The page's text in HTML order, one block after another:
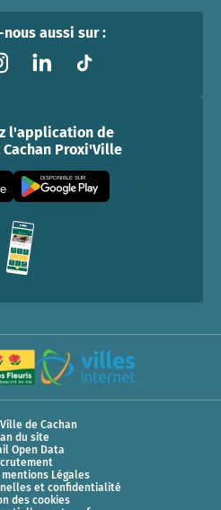
nous aussi sur :
l'application de
Proxi'Ville
DISPONIBLE SUR
de Cachan
du site
Open Data
Légales
et confidentialité
des cookies